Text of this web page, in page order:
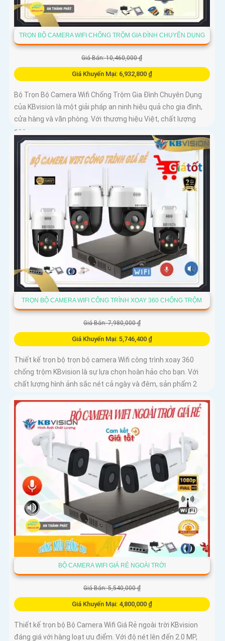
TRỌN BỘ CAMERA WIFI CHỐNG TRỘM GIA ĐÌNH CHUYÊN DỤNG
Giá Bán: 10,460,000 ₫
Giá Khuyến Mại: 6,932,800 ₫
Bộ Trọn Bộ Camera Wifi Chống Trộm Gia Đình Chuyên Dụng
của KBvision là một giải pháp an ninh hiệu quả cho gia đình,
cửa hàng và văn phòng. Với thương hiệu Việt, chất lượng
cao,...
TRỌN BỘ CAMERA WIFI CÔNG TRÌNH XOAY 360 CHỐNG TRỘM
Giá Bán: 7,980,000 ₫
Giá Khuyến Mại: 5,746,400 ₫
Thiết kế trọn bộ trọn bộ camera Wifi công trình xoay 360
chống trộm KBvision là sự lựa chọn hoàn hảo cho bạn. Với
chất lượng hình ảnh sắc nét cả ngày và đêm, sản phẩm 2
BỘ CAMERA WIFI GIÁ RẺ NGOÀI TRỜI
Giá Bán: 5,540,000 ₫
Giá Khuyến Mại: 4,800,000 ₫
Thiết kế trọn bộ Bộ Camera Wifi Giá Rẻ ngoài trời KBvision
đáng giá với hàng loạt ưu điểm. Với độ nét lên đến 2.0 MP,